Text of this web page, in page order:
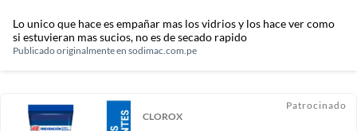
Lo unico que hace es empañar mas los vidrios y los hace ver como
si estuvieran mas sucios, no es de secado rapido
Publicado originalmente en sodimac.com.pe
CLOROX
Patrocinado